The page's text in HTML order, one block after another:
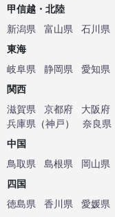
甲信越・北陸
新潟県
富山県 石川県
東海
岐阜県
静岡県 愛知県
関西
滋賀県
京都府 大阪府
兵庫県 （神戸） 奈良県
中国
鳥取県
島根県 岡山県
四国
徳島県
香川県 愛媛県